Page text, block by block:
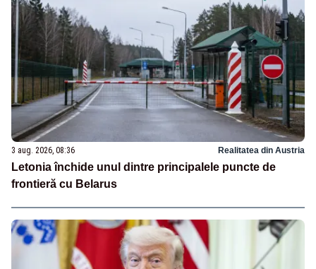
3 aug. 2026, 08:36 Realitatea din Austria
Letonia închide unul dintre principalele puncte de
frontieră cu Belarus